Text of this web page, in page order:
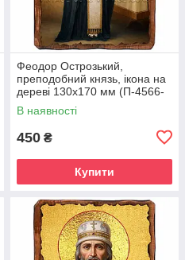
Феодор Острозький,
преподобний князь, ікона на
дереві 130х170 мм (П-4566-
1)
В наявності
450 ₴
Купити